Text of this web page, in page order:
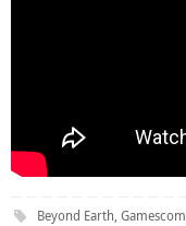
Beyond Earth, Gamescom